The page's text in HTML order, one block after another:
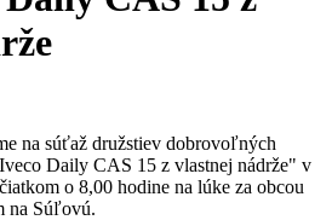
na súťaž družstiev dobrovoľných
Daily CAS 15 z vlastnej nádrže" v
o 8,00 hodine na lúke za obcou
na Súľovú.